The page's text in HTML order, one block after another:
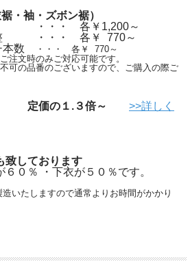
・袖・ズボン裾）
・・・ 各￥1,200～
・・・ 各￥ 770～
本数
・・・ 各￥ 770～
注文時のみご対応可能です。
可の品番のございますので、ご購入の際ご
定価の１.３倍～
>>詳しく
致しております
０％ ・下衣が５０％です。
いたしますので通常よりお時間がかかり